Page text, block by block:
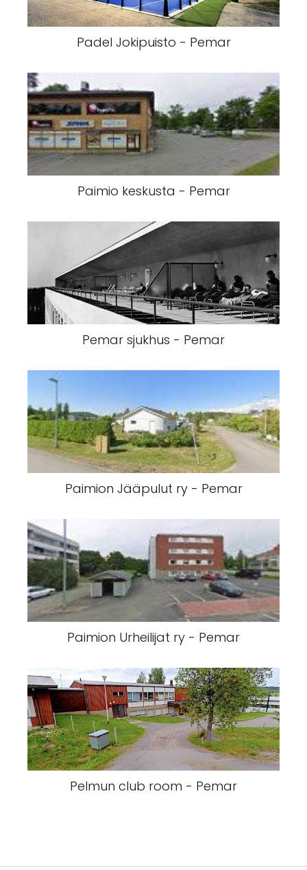
Padel Jokipuisto - Pemar
Paimio keskusta - Pemar
Pemar sjukhus - Pemar
Paimion Jääpulut ry - Pemar
Paimion Urheilijat ry - Pemar
Pelmun club room - Pemar